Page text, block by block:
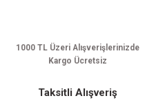
1000 TL Üzeri Alışverişlerinizde
Kargo Ücretsiz
Taksitli Alışveriş